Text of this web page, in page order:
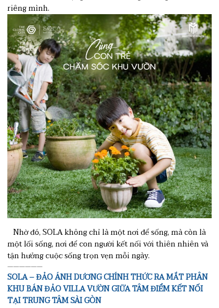
riêng mình.
Nhờ đó, SOLA không chỉ là một nơi để sống, mà còn là
một lối sống, nơi để con người kết nối với thiên nhiên và
tận hưởng cuộc sống trọn vẹn mỗi ngày.
——————
SOLA – ĐẢO ÁNH DƯƠNG CHÍNH THỨC RA MẮTPHÂN
KHU BÁN ĐẢO VILLA VƯỜN GIỮA TÂM ĐIỂM KẾT NỐI
TẠI TRUNG TÂM SÀI GÒN